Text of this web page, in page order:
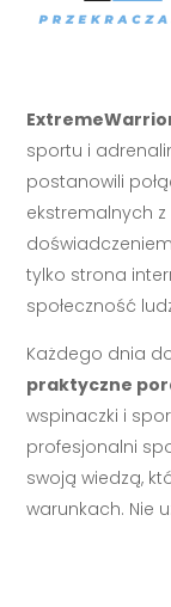
sportu i
postanowili
ekstremalnych
tylko strona
społeczność
Każdego dnia
praktyczne
wspinaczki i
profesjonalni
swoją wiedzą,
warunkach. Nie